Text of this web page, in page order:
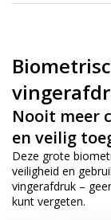
Nooit meer
en veilig
Deze grote
veiligheid en
vingerafdruk –
kunt vergeten.